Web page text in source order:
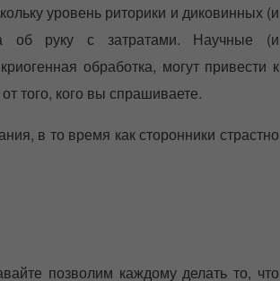
уровень риторики и диковинных (и
об руку с затратами. Научные (и
обработка, могут привести к
того, кого вы спрашиваете.
в то время как сторонники страстно
позволим каждому делать то, что